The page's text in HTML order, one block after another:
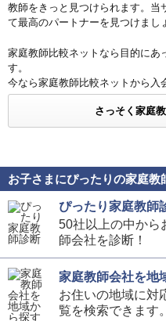
教師をきっと見つけられます。当
て最高のパートナーを見つけまし
家庭教師比較ネットなら目的にあ
す。
今なら家庭教師比較ネットから入
さっそく家庭
お子さまにぴったりの家庭教
ぴったり家庭教師
50社以上の中から
師会社を診断！
家庭教師会社を地
お住いの地域に対
覧を検索できます。